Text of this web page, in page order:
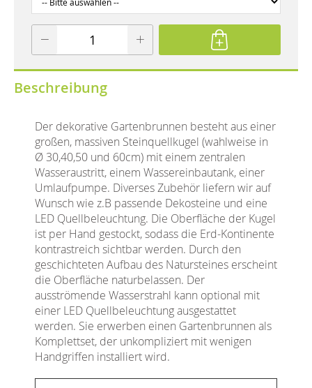
Beschreibung
Der dekorative Gartenbrunnen besteht aus einer
großen, massiven Steinquellkugel (wahlweise in
Ø 30,40,50 und 60cm) mit einem zentralen
Wasseraustritt, einem Wassereinbautank, einer
Umlaufpumpe. Diverses Zubehör liefern wir auf
Wunsch wie z.B passende Dekosteine und eine
LED Quellbeleuchtung. Die Oberfläche der Kugel
ist per Hand gestockt, sodass die Erd-Kontinente
kontrastreich sichtbar werden. Durch den
geschichteten Aufbau des Natursteines erscheint
die Oberfläche naturbelassen. Der
ausströmende Wasserstrahl kann optional mit
einer LED Quellbeleuchtung ausgestattet
werden. Sie erwerben einen Gartenbrunnen als
Komplettset, der unkompliziert mit wenigen
Handgriffen installiert wird.